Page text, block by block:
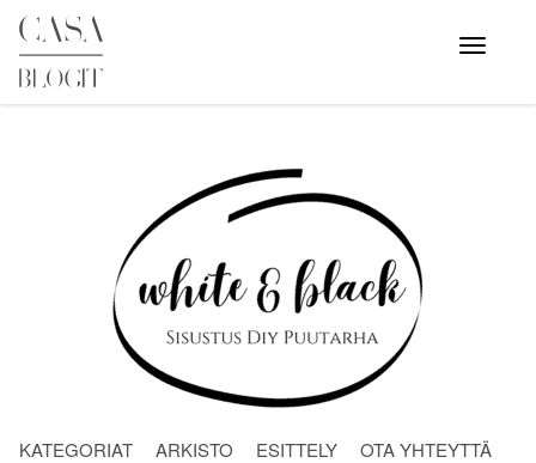
Skip
content
Avaa
valikko
KATEGORIAT ARKISTO ESITTELY OTA YHTEYTTÄ